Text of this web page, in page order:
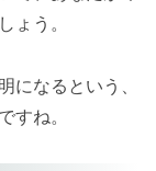
ょう。
になるという、
すね。